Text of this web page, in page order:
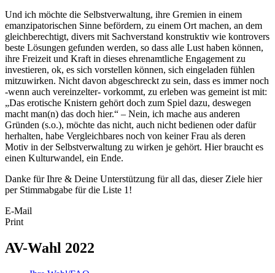
Und ich möchte die Selbstverwaltung, ihre Gremien in einem
emanzipatorischen Sinne befördern, zu einem Ort machen, an dem
gleichberechtigt, divers mit Sachverstand konstruktiv wie kontrovers
beste Lösungen gefunden werden, so dass alle Lust haben können,
ihre Freizeit und Kraft in dieses ehrenamtliche Engagement zu
investieren, ok, es sich vorstellen können, sich eingeladen fühlen
mitzuwirken. Nicht davon abgeschreckt zu sein, dass es immer noch
-wenn auch vereinzelter- vorkommt, zu erleben was gemeint ist mit:
„Das erotische Knistern gehört doch zum Spiel dazu, deswegen
macht man(n) das doch hier.“ – Nein, ich mache aus anderen
Gründen (s.o.), möchte das nicht, auch nicht bedienen oder dafür
herhalten, habe Vergleichbares noch von keiner Frau als deren
Motiv in der Selbstverwaltung zu wirken je gehört. Hier braucht es
einen Kulturwandel, ein Ende.
Danke für Ihre & Deine Unterstützung für all das, dieser Ziele hier
per Stimmabgabe für die Liste 1!
E-Mail
Print
AV-Wahl 2022